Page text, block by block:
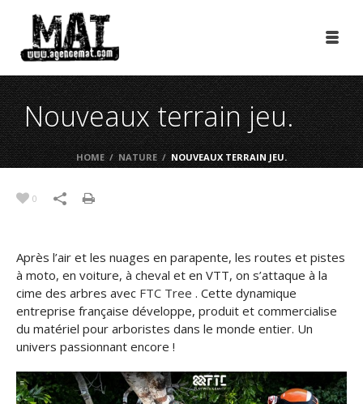
Nouveaux terrain jeu.
HOME / NATURE / NOUVEAUX TERRAIN JEU.
0
Après l’air et les nuages en parapente, les routes et pistes
à moto, en voiture, à cheval et en VTT, on s’attaque à la
cime des arbres avec FTC Tree . Cette dynamique
entreprise française développe, produit et commercialise
du matériel pour arboristes dans le monde entier. Un
univers passionnant encore !